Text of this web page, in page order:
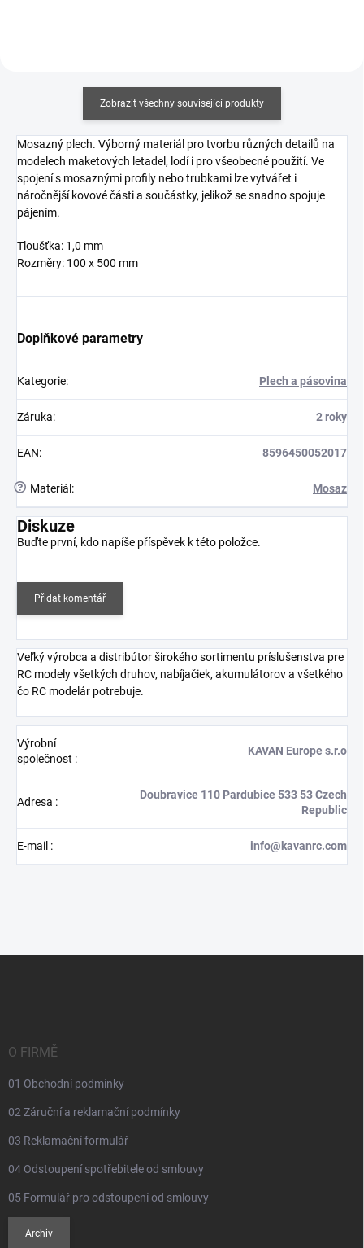
Zobrazit všechny související produkty
Mosazný plech. Výborný materiál pro tvorbu různých detailů na
modelech maketových letadel, lodí i pro všeobecné použití. Ve
spojení s mosaznými profily nebo trubkami lze vytvářet i
náročnější kovové části a součástky, jelikož se snadno spojuje
pájením.
Tloušťka: 1,0 mm
Rozměry: 100 x 500 mm
Doplňkové parametry
Kategorie: Plech a pásovina
Záruka: 2 roky
EAN: 8596450052017
? Materiál : Mosaz
Diskuze
Buďte první, kdo napíše příspěvek k této položce.
Přidat komentář
Veľký výrobca a distribútor širokého sortimentu príslušenstva pre
RC modely všetkých druhov, nabíjačiek, akumulátorov a všetkého
čo RC modelár potrebuje.
Výrobní
společnost :
KAVAN Europe s.r.o
Adresa :
Doubravice 110 Pardubice 533 53 Czech
Republic
E-mail : info@kavanrc.com
O FIRMĚ
01 Obchodní podmínky
02 Záruční a reklamační podmínky
03 Reklamační formulář
04 Odstoupení spotřebitele od smlouvy
05 Formulář pro odstoupení od smlouvy
Archiv